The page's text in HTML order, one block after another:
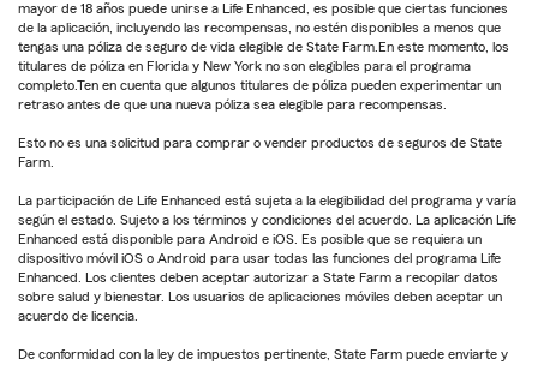
mayor de 18 años puede unirse a Life Enhanced, es posible que ciertas funciones
de la aplicación, incluyendo las recompensas, no estén disponibles a menos que
tengas una póliza de seguro de vida elegible de State Farm.En este momento, los
titulares de póliza en Florida y New York no son elegibles para el programa
completo.Ten en cuenta que algunos titulares de póliza pueden experimentar un
retraso antes de que una nueva póliza sea elegible para recompensas.
Esto no es una solicitud para comprar o vender productos de seguros de State
Farm.
La participación de Life Enhanced está sujeta a la elegibilidad del programa y varía
según el estado. Sujeto a los términos y condiciones del acuerdo. La aplicación Life
Enhanced está disponible para Android e iOS. Es posible que se requiera un
dispositivo móvil iOS o Android para usar todas las funciones del programa Life
Enhanced. Los clientes deben aceptar autorizar a State Farm a recopilar datos
sobre salud y bienestar. Los usuarios de aplicaciones móviles deben aceptar un
acuerdo de licencia.
De conformidad con la ley de impuestos pertinente, State Farm puede enviarte y